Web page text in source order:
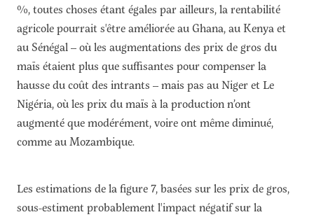
%, toutes choses étant égales par ailleurs, la rentabilité
agricole pourrait s'être améliorée au Ghana, au Kenya et
au Sénégal – où les augmentations des prix de gros du
maïs étaient plus que suffisantes pour compenser la
hausse du coût des intrants – mais pas au Niger et Le
Nigéria, où les prix du maïs à la production n’ont
augmenté que modérément, voire ont même diminué,
comme au Mozambique.
Les estimations de la figure 7, basées sur les prix de gros,
sous-estiment probablement l'impact négatif sur la